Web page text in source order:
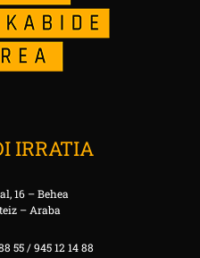
IRRATIA
16 – Behea
– Araba
55 / 945 12 14 88